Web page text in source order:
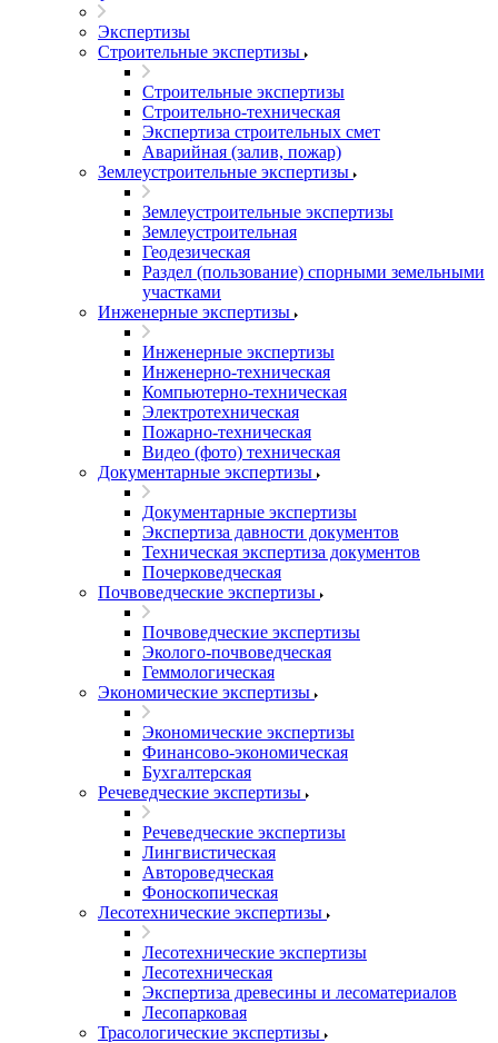
Экспертизы
Строительные экспертизы
Строительные экспертизы
Строительно-техническая
Экспертиза строительных смет
Аварийная (залив, пожар)
Землеустроительные экспертизы
Землеустроительные экспертизы
Землеустроительная
Геодезическая
Раздел (пользование) спорными земельными
участками
Инженерные экспертизы
Инженерные экспертизы
Инженерно-техническая
Компьютерно-техническая
Электротехническая
Пожарно-техническая
Видео (фото) техническая
Документарные экспертизы
Документарные экспертизы
Экспертиза давности документов
Техническая экспертиза документов
Почерковедческая
Почвоведческие экспертизы
Почвоведческие экспертизы
Эколого-почвоведческая
Геммологическая
Экономические экспертизы
Экономические экспертизы
Финансово-экономическая
Бухгалтерская
Речеведческие экспертизы
Речеведческие экспертизы
Лингвистическая
Автороведческая
Фоноскопическая
Лесотехнические экспертизы
Лесотехнические экспертизы
Лесотехническая
Экспертиза древесины и лесоматериалов
Лесопарковая
Трасологические экспертизы